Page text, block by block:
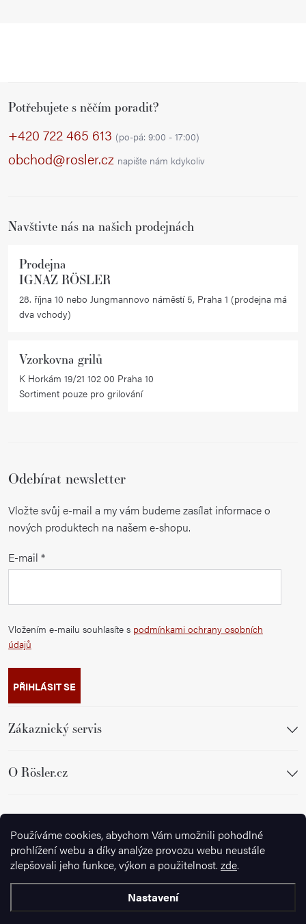
Používáme cookies, abychom Vám umožnili pohodlné
prohlížení webu a díky analýze provozu webu neustále
zlepšovali jeho funkce, výkon a použitelnost. zde.
Nastavení
Potřebujete s něčím poradit?
+420 722 465 613 (po-pá: 9:00 - 17:00)
obchod@rosler.cz napište nám kdykoliv
Navštivte nás na našich prodejnách
Prodejna
IGNAZ RÖSLER
28. října 10 nebo Jungmannovo náměstí 5, Praha 1 (prodejna má
dva vchody)
Vzorkovna grilů
K Horkám 19/21 102 00 Praha 10
Sortiment pouze pro grilování
Odebírat newsletter
Vložte svůj e-mail a my vám budeme zasílat informace o
nových produktech na našem e-shopu.
E-mail
Vložením e-mailu souhlasíte s podmínkami ochrany osobních
údajů
PŘIHLÁSIT SE
Zákaznický servis
O Rösler.cz
Sledujte nás